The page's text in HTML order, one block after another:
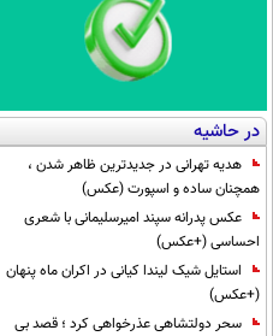
در حاشیه
هدیه تهرانی در جدیدترین ظاهر شدن ،
همچنان ساده و اسپورت (عکس)
عکس پدرانه سپند امیرسلیمانی با شعری
احساسی (+عکس)
استایل شیک لیندا کیانی در اکران ماه پنهان
(+عکس)
سحر دولتشاهی عذرخواهی کرد ؛ قصد بی